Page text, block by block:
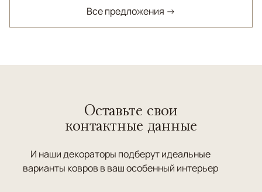
Все предложения →
Оставьте свои
контактные данные
И наши декораторы подберут идеальные
варианты ковров в ваш особенный интерьер